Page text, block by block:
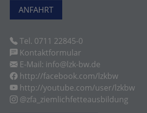
ANFAHRT
Tel. 0711 22845-0
Kontaktformular
E-Mail: info@lzk-bw.de
http://facebook.com/lzkbw
http://youtube.com/user/lzkbw
@zfa_ziemlichfetteausbildung